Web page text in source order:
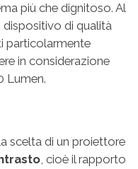
più che dignitoso. Al
dispositivo di qualità
particolarmente
in considerazione
Lumen.
scelta di un proiettore
, cioè il rapporto